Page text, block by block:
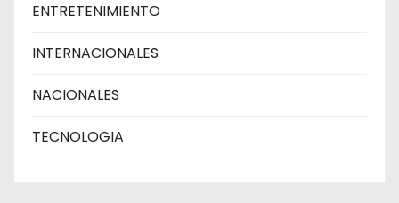
ENTRETENIMIENTO
INTERNACIONALES
NACIONALES
TECNOLOGIA